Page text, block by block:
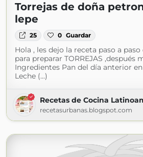
Torrejas de doña
lepe
25 0 Guardar
Hola , les dejo la receta paso a paso
para preparar TORREJAS ,después
Ingredientes Pan del día anterior
Leche (...)
Recetas de Cocina
recetasurbanas.blogspot.com